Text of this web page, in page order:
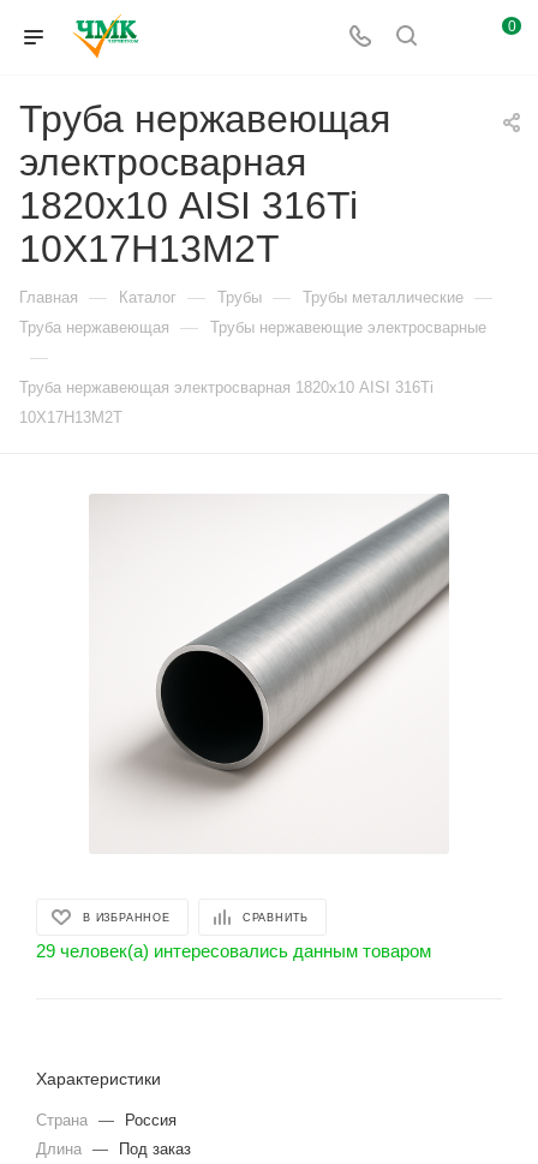
0
Труба нержавеющая
электросварная
1820х10 AISI 316Ti
10Х17Н13М2Т
Главная — Каталог — Трубы — Трубы металлические —
Труба нержавеющая — Трубы нержавеющие электросварные
—
Труба нержавеющая электросварная 1820х10 AISI 316Ti
10Х17Н13М2Т
В ИЗБРАННОЕ СРАВНИТЬ
29 человек(а) интересовались данным товаром
Характеристики
Страна —
Россия
Длина —
Под заказ